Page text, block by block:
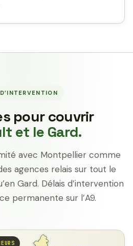
pour couvrir
et le Gard.
avec Montpellier comme
agences relais sur tout le
Gard. Délais d’intervention
permanente sur l’A9.